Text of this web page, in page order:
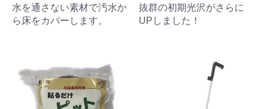
水を通さない素材で汚水か
ら床をカバーします。
抜群の初期光沢がさらに
UPしました！